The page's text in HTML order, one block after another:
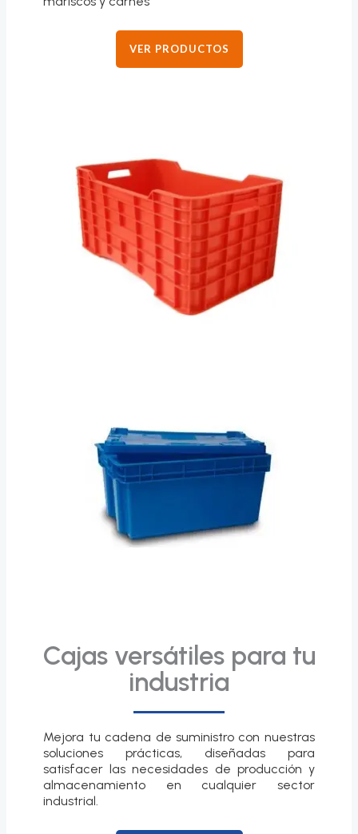
VER PRODUCTOS
Cajas versátiles para tu
industria
Mejora tu cadena de suministro con nuestras
soluciones prácticas, diseñadas para
satisfacer las necesidades de producción y
almacenamiento en cualquier sector
industrial.